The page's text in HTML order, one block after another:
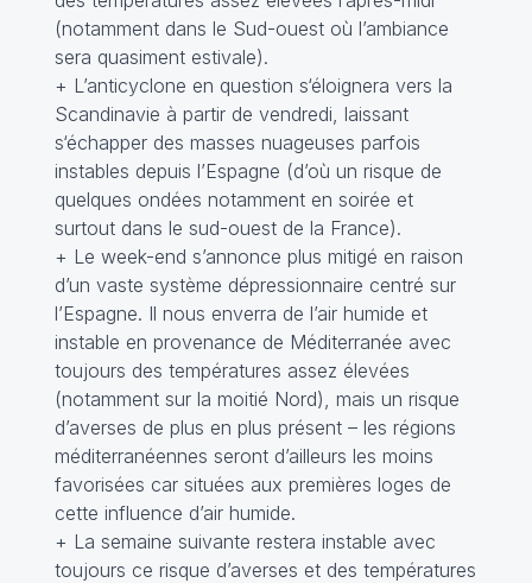
(notamment dans le Sud-ouest où l’ambiance
sera quasiment estivale).
+ L’anticyclone en question s‘éloignera vers la
Scandinavie à partir de vendredi, laissant
s‘échapper des masses nuageuses parfois
instables depuis l’Espagne (d’où un risque de
quelques ondées notamment en soirée et
surtout dans le sud-ouest de la France).
+ Le week-end s’annonce plus mitigé en raison
d’un vaste système dépressionnaire centré sur
l’Espagne. Il nous enverra de l’air humide et
instable en provenance de Méditerranée avec
toujours des températures assez élevées
(notamment sur la moitié Nord), mais un risque
d’averses de plus en plus présent – les régions
méditerranéennes seront d’ailleurs les moins
favorisées car situées aux premières loges de
cette influence d’air humide.
+ La semaine suivante restera instable avec
toujours ce risque d’averses et des températures